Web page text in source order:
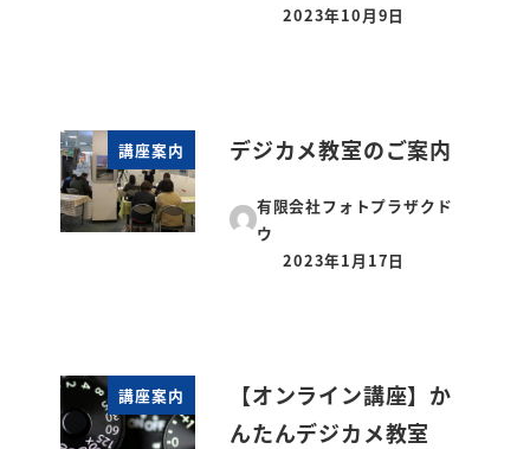
投稿日
2023年10月9日
講座案内 デジカメ教室のご案内
有限会社フォトプラザクド
ウ
投稿日
2023年1月17日
講座案内
【オンライン講座】か
んたんデジカメ教室